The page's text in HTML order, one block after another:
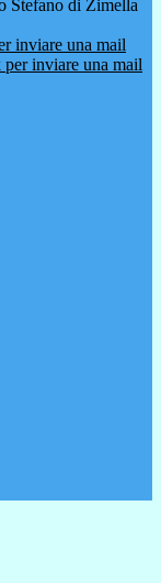
Stefano di Zimella
inviare una mail
inviare una mail